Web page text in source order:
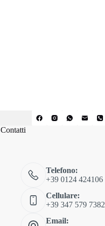
Contatti
Telefono:
+39 0124 424106
Cellulare:
+39 347 579 7382
Email: